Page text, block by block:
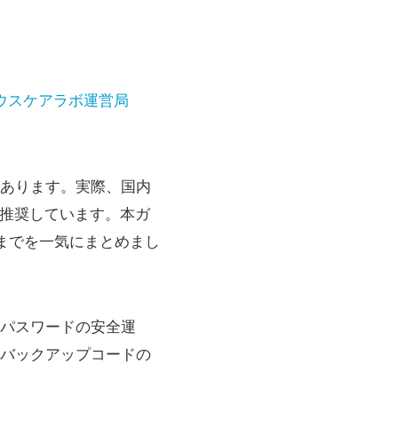
スケアラボ運営局
ります。実際、国内
奨しています。本ガ
でを一気にまとめまし
スワードの安全運
ックアップコードの